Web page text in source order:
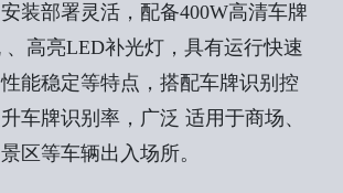
装部署灵活，配备400W高清车牌
高亮LED补光灯，具有运行快速
能稳定等特点，搭配车牌识别控
车牌识别率，广泛 适用于商场、
区等车辆出入场所。